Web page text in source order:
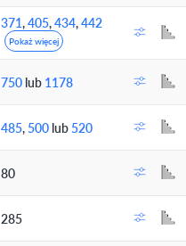
371,405,434,442
Pokaż więcej
750 lub 1178
485, 500 lub 520
80
285